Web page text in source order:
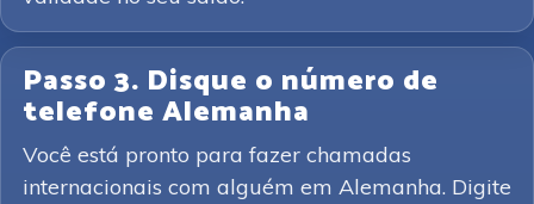
Passo 3. Disque o número de
telefone Alemanha
Você está pronto para fazer chamadas
internacionais com alguém em Alemanha. Digite